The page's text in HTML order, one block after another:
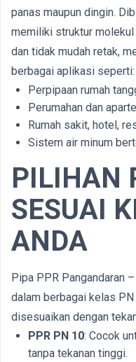
panas maupun dingin.
memiliki struktur
dan tidak mudah retak,
berbagai aplikasi seperti:
Perpipaan rumah
Perumahan dan
Rumah sakit, hotel,
Sistem air minum
PILIHAN
SESUAI
ANDA
Pipa PPR Pangandaran
dalam berbagai kelas
disesuaikan dengan
PPR PN 10: Cocok
tanpa tekanan tinggi.